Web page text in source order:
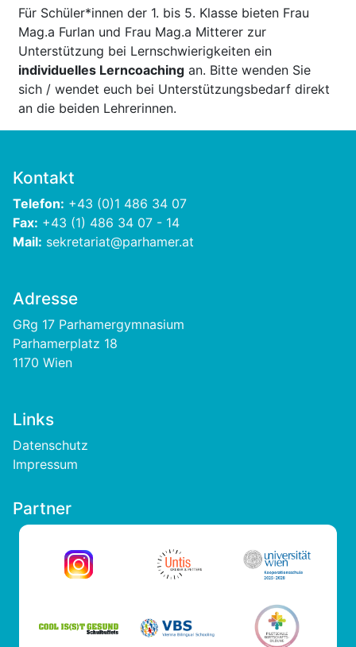
Für Schüler*innen der 1. bis 5. Klasse bieten Frau
Mag.a Furlan und Frau Mag.a Mitterer zur
Unterstützung bei Lernschwierigkeiten ein
individuelles Lerncoaching an. Bitte wenden Sie
sich / wendet euch bei Unterstützungsbedarf direkt
an die beiden Lehrerinnen.
Kontakt
Telefon: +43 (0)1 486 34 07
Fax: +43 (1) 486 34 07 - 14
Mail: sekretariat@parhamer.at
Adresse
GRg 17 Parhamergymnasium
Parhamerplatz 18
1170 Wien
Links
Footer
Datenschutz
Impressum
Partner